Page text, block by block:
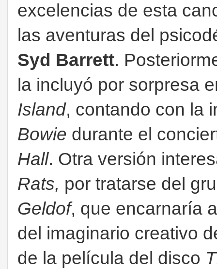
excelencias de esta
las aventuras del
Syd Barrett.
la incluyó por sorpresa
Island, contando con la
Bowie durante el
Hall. Otra versión
Rats, por tratarse del
Geldof, que encarnaría
del imaginario creativo
de la película del disco